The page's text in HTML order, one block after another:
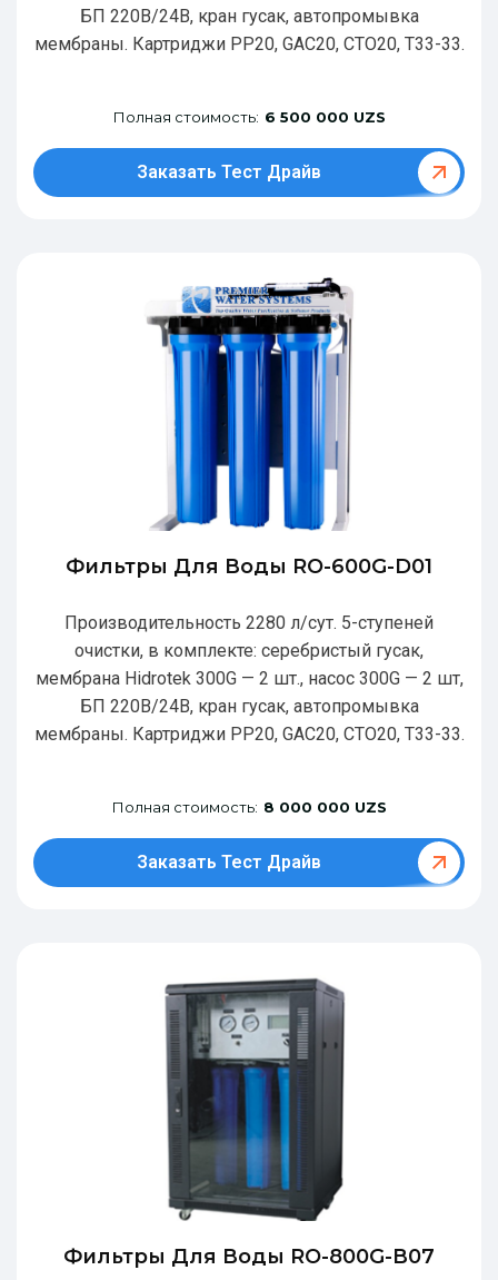
БП 220В/24В, кран гусак, автопромывка
мембраны. Картриджи РР20, GAC20, CTO20, T33-33.
Полная стоимость: 6 500 000 UZS
Заказать Тест Драйв
Фильтры Для Воды RO-600G-D01
Производительность 2280 л/сут. 5-ступеней
очистки, в комплекте: серебристый гусак,
мембрана Hidrotek 300G — 2 шт., насос 300G — 2 шт,
БП 220В/24В, кран гусак, автопромывка
мембраны. Картриджи РР20, GAC20, CTO20, T33-33.
Полная стоимость: 8 000 000 UZS
Заказать Тест Драйв
Фильтры Для Воды RO-800G-В07